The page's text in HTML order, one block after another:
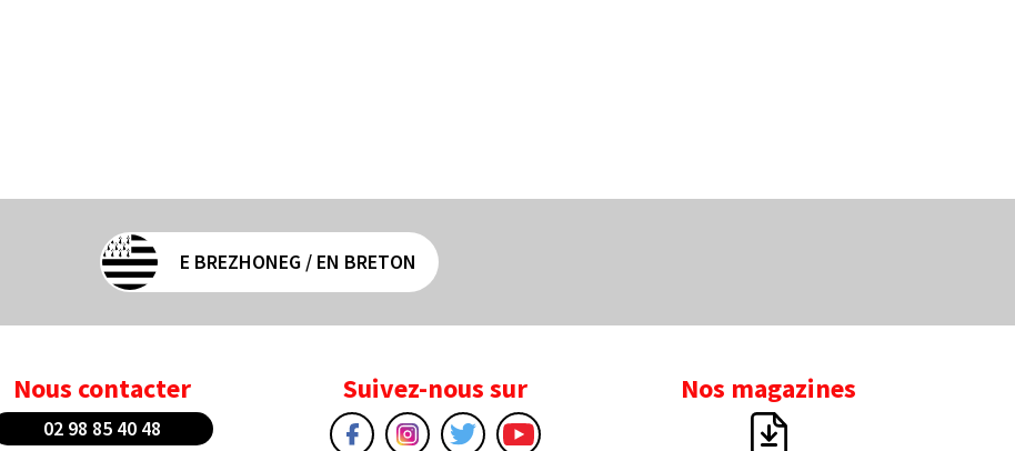
E BREZHONEG / EN BRETON
Nous contacter
02 98 85 40 48
Suivez-nous sur Nos magazines